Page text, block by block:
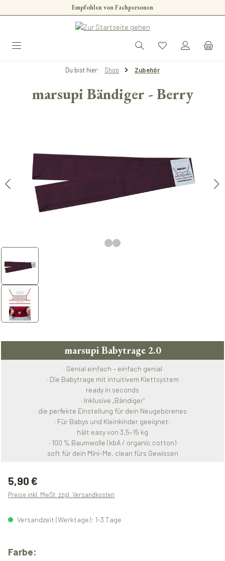
Zum Hauptinhalt springenEmpfohlen von Fachpersonen
Du bist hier: Shop Zubehör
marsupi Bändiger - Berry
marsupi Babytrage 2.0
· Genial einfach – einfach genial
· Die Babytrage mit intuitivem Klettsystem
ready in seconds
· Inklusive „Bändiger“
die perfekte Einstellung für dein Neugeborenes
· Für Babys und Kleinkinder geeignet:
hält easy von 3,5–15 kg
· 100 % Baumwolle (kbA / organic cotton)
soft für dein Mini-Me, clean fürs Gewissen
Regulärer Preis:
5,90 €
Preise inkl. MwSt. zzgl. Versandkosten
Versandzeit (Werktage): 1-3 Tage
Farbe: